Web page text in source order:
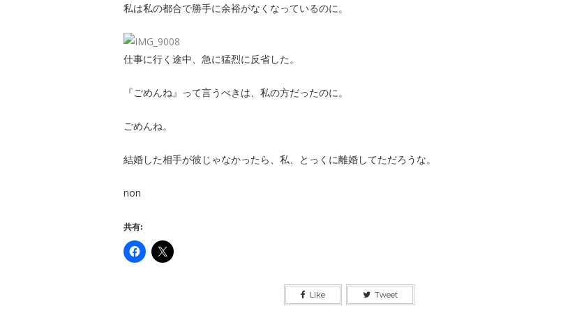
私は私の都合で勝手に余裕がなくなっているのに。
仕事に行く途中、急に猛烈に反省した。
『ごめんね』って言うべきは、私の方だったのに。
ごめんね。
結婚した相手が彼じゃなかったら、私、とっくに離婚してただろうな。
non
共有:
Like Tweet